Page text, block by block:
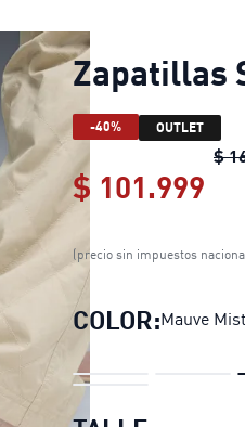
Zapatillas
-40% OUTLET
$
$ 101.999
(precio sin impuestos
COLOR:Mauve